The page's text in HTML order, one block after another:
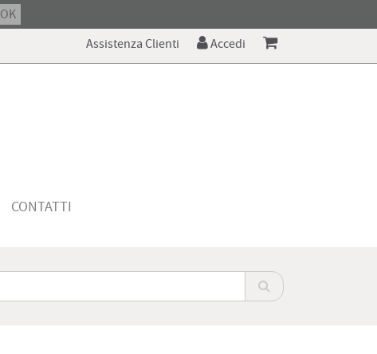
OK
Assistenza Clienti Accedi
CONTATTI